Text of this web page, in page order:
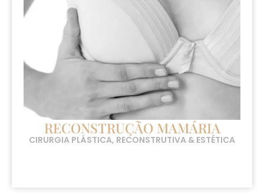
RECONSTRUÇÃO MAMÁRIA
CIRURGIA PLÁSTICA, RECONSTRUTIVA & ESTÉTICA